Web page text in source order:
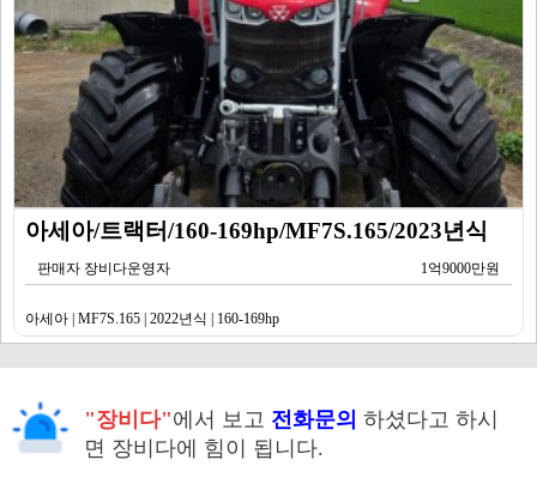
아세아/트랙터/160-169hp/MF7S.165/2023년식
판매자 장비다운영자 1억9000만원
아세아 | MF7S.165 | 2022년식 | 160-169hp
"장비다"에서 보고 전화문의 하셨다고 하시
면 장비다에 힘이 됩니다.